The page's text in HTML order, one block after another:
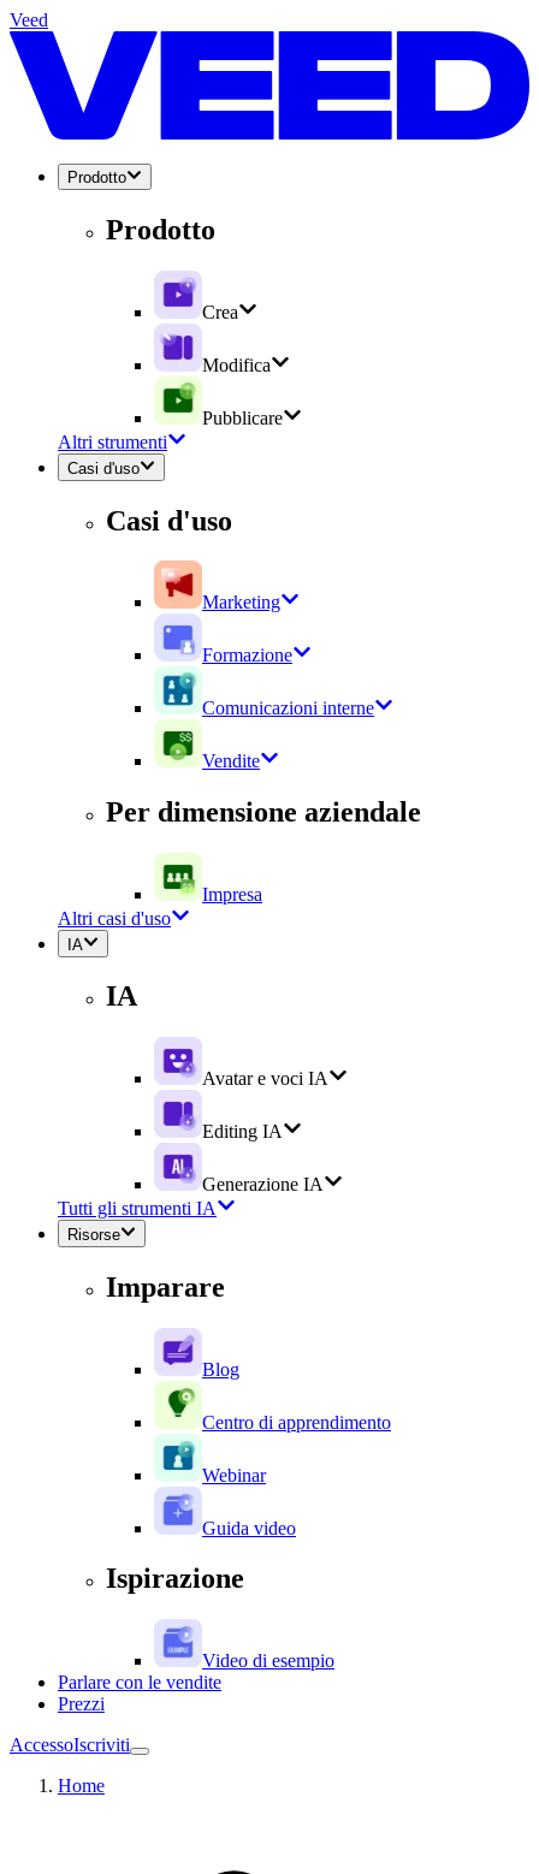
Veed
Prodotto
Prodotto
Crea
Modifica
Pubblicare
Altri strumenti
Casi d'uso
Casi d'uso
Marketing
Formazione
Comunicazioni interne
Vendite
Per dimensione aziendale
Impresa
Altri casi d'uso
IA
IA
Avatar e voci IA
Editing IA
Generazione IA
Tutti gli strumenti IA
Risorse
Imparare
Blog
Centro di apprendimento
Webinar
Guida video
Ispirazione
Video di esempio
Parlare con le vendite
Prezzi
AccessoIscriviti
Home